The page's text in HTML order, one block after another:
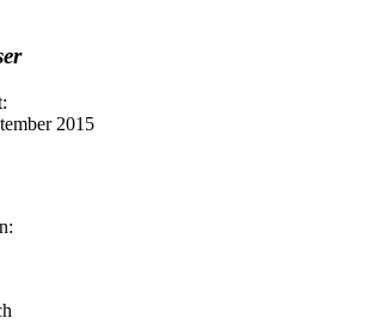
2015